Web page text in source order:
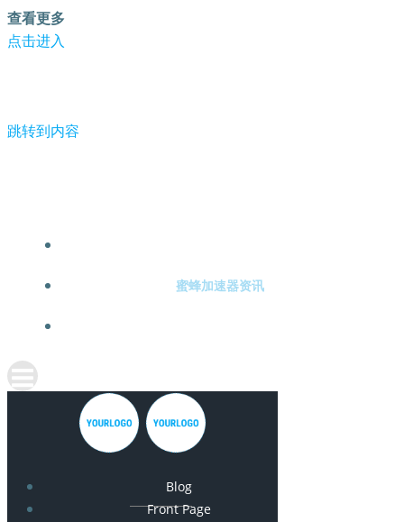
查看更多
点击进入
跳转到内容
蜜蜂加速器资讯
Blog
Front Page